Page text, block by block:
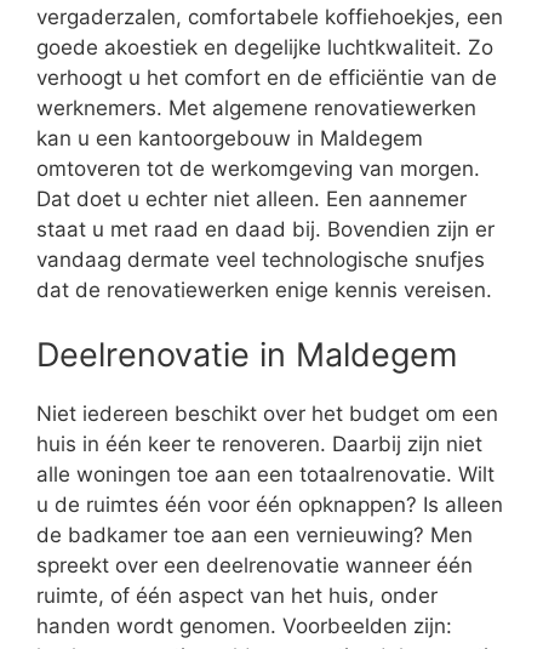
vergaderzalen, comfortabele koffiehoekjes, een
goede akoestiek en degelijke luchtkwaliteit. Zo
verhoogt u het comfort en de efficiëntie van de
werknemers. Met algemene renovatiewerken
kan u een kantoorgebouw in Maldegem
omtoveren tot de werkomgeving van morgen.
Dat doet u echter niet alleen. Een aannemer
staat u met raad en daad bij. Bovendien zijn er
vandaag dermate veel technologische snufjes
dat de renovatiewerken enige kennis vereisen.
Deelrenovatie in Maldegem
Niet iedereen beschikt over het budget om een
huis in één keer te renoveren. Daarbij zijn niet
alle woningen toe aan een totaalrenovatie. Wilt
u de ruimtes één voor één opknappen? Is alleen
de badkamer toe aan een vernieuwing? Men
spreekt over een deelrenovatie wanneer één
ruimte, of één aspect van het huis, onder
handen wordt genomen. Voorbeelden zijn: